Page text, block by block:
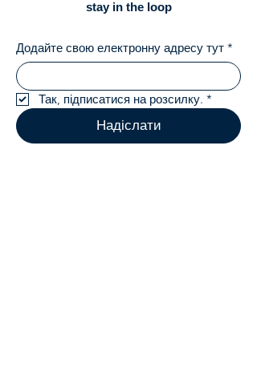
stay in the loop
Додайте свою електронну адресу тут *
Так, підписатися на розсилку. *
Надіслати